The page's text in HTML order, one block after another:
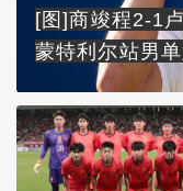
[图]商竣程2-1
蒙特利尔站男